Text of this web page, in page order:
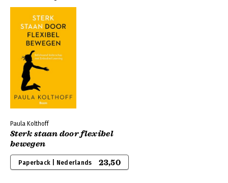
Paula Kolthoff
Sterk staan door flexibel
bewegen
Paperback | Nederlands 23,50